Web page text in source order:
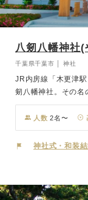
八剱八幡神社
千葉県千葉市 │ 神社
JR内房線「木更津
剱八幡神社。その名
ほか、素戔嗚尊、大
い伝えがございま
能な神社となってお
人数 2名〜
神社式・和装